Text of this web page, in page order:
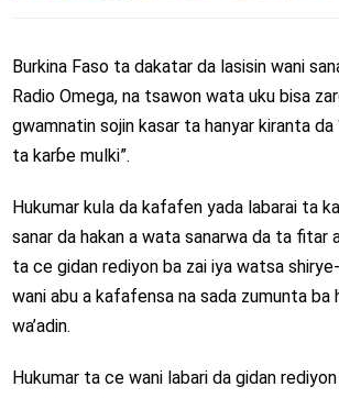
Burkina Faso ta dakatar da lasisin wani
Radio Omega, na tsawon wata uku bisa
gwamnatin sojin kasar ta hanyar kiranta da
ta karɓe mulki”.
Hukumar kula da kafafen yada labarai ta
sanar da hakan a wata sanarwa da ta fitar
ta ce gidan rediyon ba zai iya watsa
wani abu a kafafensa na sada zumunta ba
wa’adin.
Hukumar ta ce wani labari da gidan